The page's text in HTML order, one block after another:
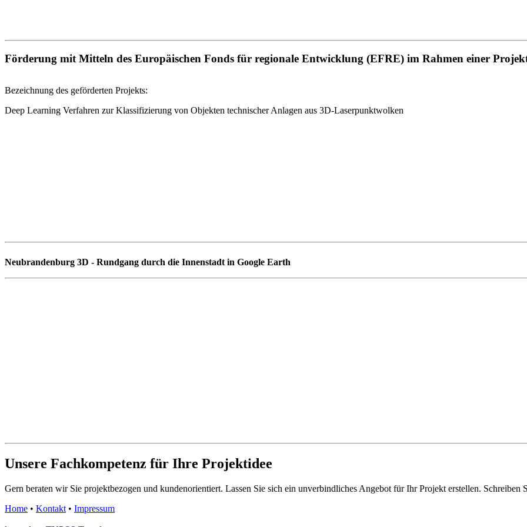
Förderung mit Mitteln des Europäischen Fonds für regionale Entwicklung (EFRE) im Rahmen einer
Bezeichnung des geförderten Projekts:
Deep Learning Verfahren zur Klassifizierung von Objekten technischer Anlagen aus 3D-Laserpunktwolken
Neubrandenburg 3D - Rundgang durch die Innenstadt in Google Earth
Unsere Fachkompetenz für Ihre Projektidee
Gern beraten wir Sie projektbezogen und kundenorientiert. Lassen Sie sich ein unverbindliches Angebot für Ihr Projekt erstellen. Schreiben
Home • Kontakt • Impressum